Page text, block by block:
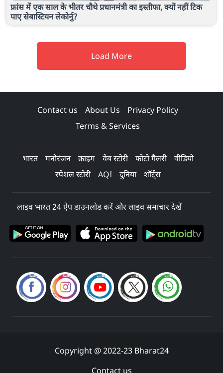
फ्रांस में एक साल के भीतर चौथे प्रधानमंत्री का इस्तीफा, क्यों नहीं टिक
पाए सेबास्टियन लेकोर्नु?
Load More
Contact us About Us
Privacy Policy
Terms & Services
भारत मनोरंजन क्राइम वेब स्टोरी फोटो गैलरी
वीडियो
स्पेशल स्टोरी
AQI दुनिया शॉर्ट्स
लाइव भारत 24 ऐप डाउनलोड करें और लाइव समाचार देखें
Copyright @ 2022-23 Bharat24
Contact us